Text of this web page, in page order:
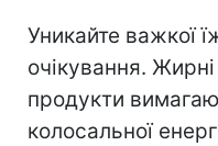
Уникайте важкої
очікування.
продукти
колосальної